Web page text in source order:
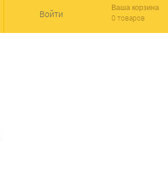
Войти
Ваша корзина
0 товаров